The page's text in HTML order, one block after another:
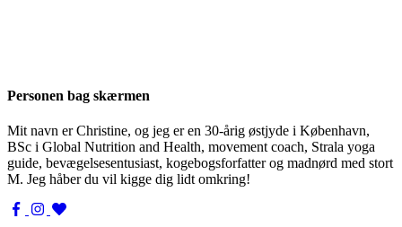
Personen bag skærmen
Mit navn er Christine, og jeg er en 30-årig østjyde i København,
BSc i Global Nutrition and Health, movement coach, Strala yoga
guide, bevægelsesentusiast, kogebogsforfatter og madnørd med stort
M. Jeg håber du vil kigge dig lidt omkring!